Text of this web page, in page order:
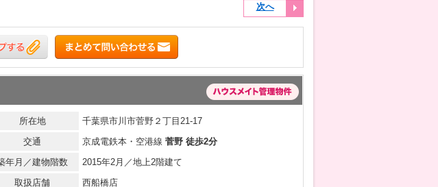
次へ
所在地
千葉県市川市菅野２丁目21-17
交通
京成電鉄本・空港線 菅野 徒歩2分
年月／建物階数
2015年2月／地上2階建て
取扱店舗
西船橋店